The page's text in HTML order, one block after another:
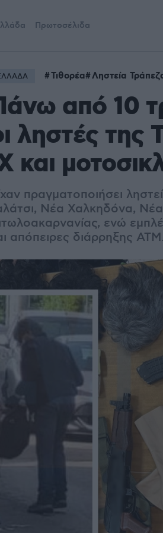
Πρωτοσέλιδα
Τιθορέα Ληστεία
από 10
ληστές
και
πραγματοποιήσει
Νέα Χαλκηδόνα, Νέα
ενώ
απόπειρες διάρρηξης ΑΤΜ.